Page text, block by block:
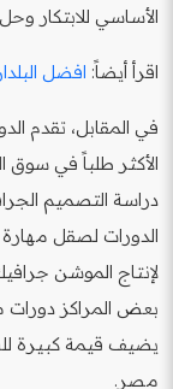
الأساسي للابتكار
اقرأ أيضاً: افضل
في المقابل، تقدم
الأكثر طلباً في
دراسة التصميم
يضيف قيمة كبيرة
مصر.